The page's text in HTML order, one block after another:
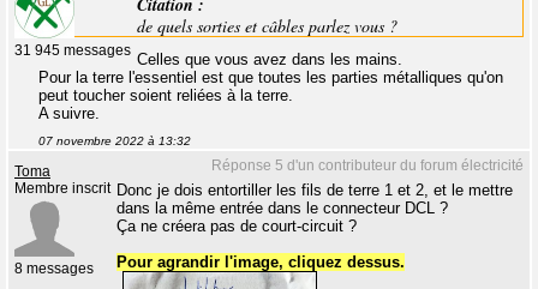
31 945 messages
Citation :
de quels sorties et câbles parlez vous ?
Celles que vous avez dans les mains.
Pour la terre l'essentiel est que toutes les parties métalliques qu'on
peut toucher soient reliées à la terre.
A suivre.
07 novembre 2022 à 13:32
Réponse 5 d'un contributeur du forum électricité
Toma
Membre inscrit
8 messages
Donc je dois entortiller les fils de terre 1 et 2, et le mettre
dans la même entrée dans le connecteur DCL ?
Ça ne créera pas de court-circuit ?
Pour agrandir l'image, cliquez dessus.